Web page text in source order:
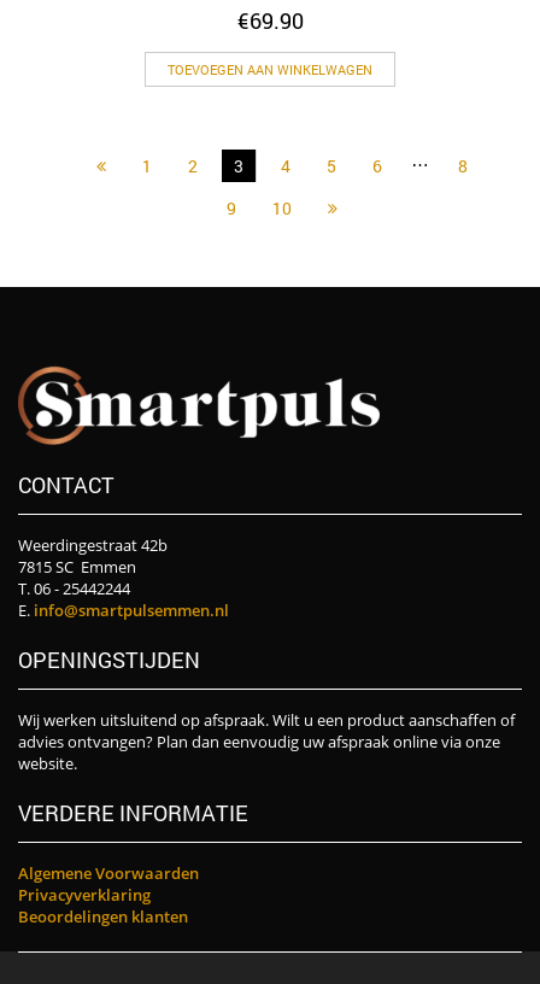
€69.90
TOEVOEGEN AAN WINKELWAGEN
1 2 3 4 5 6 …
8
9
10
CONTACT
Weerdingestraat 42b
7815 SC Emmen
T. 06 - 25442244
E. info@smartpulsemmen.nl
OPENINGSTIJDEN
Wij werken uitsluitend op afspraak. Wilt u een product aanschaffen of
advies ontvangen? Plan dan eenvoudig uw afspraak online via onze
website.
VERDERE INFORMATIE
Algemene Voorwaarden
Privacyverklaring
Beoordelingen klanten